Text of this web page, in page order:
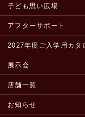
子ども思い広場
アフターサポート
2027年度ご入学用カタ
展示会
店舗一覧
お知らせ